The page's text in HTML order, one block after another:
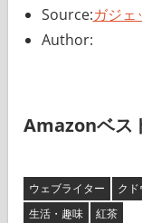
Source:ガジ
Author:
Amazonベス
ウェブライター ク
生活・趣味
紅茶